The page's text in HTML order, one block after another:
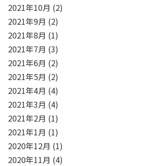
2021年10月 (2)
2021年9月 (2)
2021年8月 (1)
2021年7月 (3)
2021年6月 (2)
2021年5月 (2)
2021年4月 (4)
2021年3月 (4)
2021年2月 (1)
2021年1月 (1)
2020年12月 (1)
2020年11月 (4)